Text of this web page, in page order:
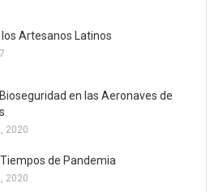
Artesanos Latinos
en las Aeronaves de
2020
de Pandemia
2020